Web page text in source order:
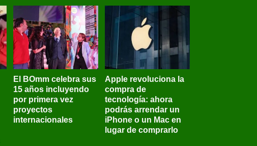
El BOmm celebra sus
15 años incluyendo
por primera vez
proyectos
internacionales
Apple revoluciona la
compra de
tecnología: ahora
podrás arrendar un
iPhone o un Mac en
lugar de comprarlo